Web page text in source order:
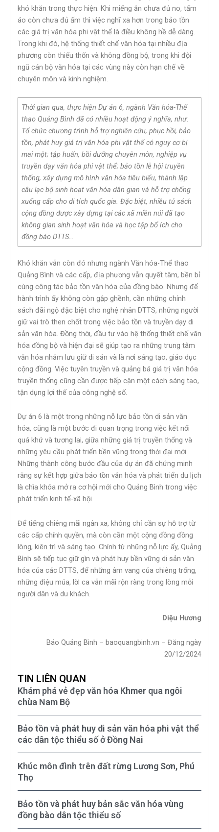
khó khăn trong thực hiện. Khi miếng ăn chưa đủ no, tấm
áo còn chưa đủ ấm thì việc nghĩ xa hơn trong bảo tồn
các giá trị văn hóa phi vật thể là điều không hề dễ dàng.
Trong khi đó, hệ thống thiết chế văn hóa tại nhiều địa
phương còn thiếu thốn và không đồng bộ, trong khi đội
ngũ cán bộ văn hóa tại các vùng này còn hạn chế về
chuyên môn và kinh nghiệm.
Thời gian qua, thực hiện Dự án 6, ngành Văn hóa-Thể
thao Quảng Bình đã có nhiều hoạt động ý nghĩa, như:
Tổ chức chương trình hỗ trợ nghiên cứu, phục hồi, bảo
tồn, phát huy giá trị văn hóa phi vật thể có nguy cơ bị
mai một; tập huấn, bồi dưỡng chuyên môn, nghiệp vụ
truyền dạy văn hóa phi vật thể; bảo tồn lễ hội truyền
thống, xây dựng mô hình văn hóa tiêu biểu, thành lập
câu lạc bộ sinh hoạt văn hóa dân gian và hỗ trợ chống
xuống cấp cho di tích quốc gia. Đặc biệt, nhiều tủ sách
cộng đồng được xây dựng tại các xã miền núi đã tạo
không gian sinh hoạt văn hóa và học tập bổ ích cho
đồng bào DTTS…
Khó khăn vẫn còn đó nhưng ngành Văn hóa-Thể thao
Quảng Bình và các cấp, địa phương vẫn quyết tâm, bền bỉ
cùng công tác bảo tồn văn hóa của đồng bào. Nhưng để
hành trình ấy không còn gập ghềnh, cần những chính
sách đãi ngộ đặc biệt cho nghệ nhân DTTS, những người
giữ vai trò then chốt trong việc bảo tồn và truyền dạy di
sản văn hóa. Đồng thời, đầu tư vào hệ thống thiết chế văn
hóa đồng bộ và hiện đại sẽ giúp tạo ra những trung tâm
văn hóa nhằm lưu giữ di sản và là nơi sáng tạo, giáo dục
cộng đồng. Việc tuyên truyền và quảng bá giá trị văn hóa
truyền thống cũng cần được tiếp cận một cách sáng tạo,
tận dụng lợi thế của công nghệ số.
Dự án 6 là một trong những nỗ lực bảo tồn di sản văn
hóa, cũng là một bước đi quan trọng trong việc kết nối
quá khứ và tương lai, giữa những giá trị truyền thống và
những yêu cầu phát triển bền vững trong thời đại mới.
Những thành công bước đầu của dự án đã chứng minh
rằng sự kết hợp giữa bảo tồn văn hóa và phát triển du lịch
là chìa khóa mở ra cơ hội mới cho Quảng Bình trong việc
phát triển kinh tế-xã hội.
Để tiếng chiêng mãi ngân xa, không chỉ cần sự hỗ trợ từ
các cấp chính quyền, mà còn cần một cộng đồng đồng
lòng, kiên trì và sáng tạo. Chính từ những nỗ lực ấy, Quảng
Bình sẽ tiếp tục giữ gìn và phát huy bền vững di sản văn
hóa của các DTTS, để những âm vang của chiêng trống,
những điệu múa, lời ca vẫn mãi rộn ràng trong lòng mỗi
người dân và du khách.
Diệu Hương
Báo Quảng Bình – baoquangbinh.vn – Đăng ngày
20/12/2024
TIN LIÊN QUAN
Khám phá vẻ đẹp văn hóa Khmer qua ngôi
chùa Nam Bộ
Bảo tồn và phát huy di sản văn hóa phi vật thể
các dân tộc thiểu số ở Đồng Nai
Khúc môn đình trên đất rừng Lương Sơn, Phú
Thọ
Bảo tồn và phát huy bản sắc văn hóa vùng
đồng bào dân tộc thiểu số